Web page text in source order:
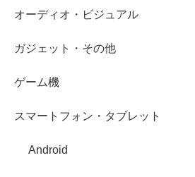
オーディオ・ビジュアル
ガジェット・その他
ゲーム機
スマートフォン・タブレット
Android